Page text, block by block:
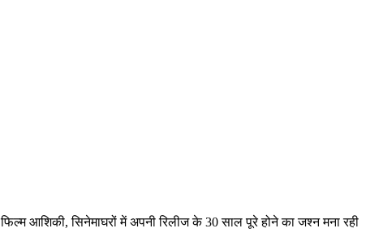
आशिकी, सिनेमाघरों में अपनी रिलीज के 30 साल पूरे होने का जश्न मना रही